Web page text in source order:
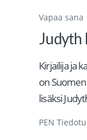
Vapaa sana
Judyth
Kirjailija ja
on
lisäksi
PEN